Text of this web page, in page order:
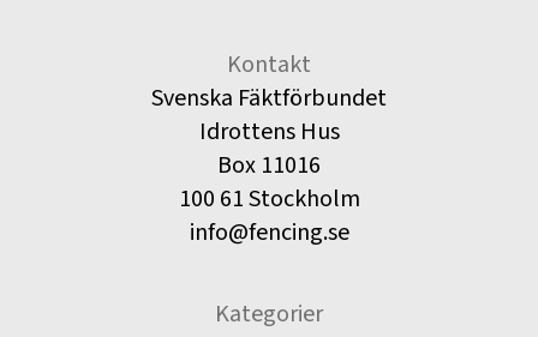
Kontakt
Svenska Fäktförbundet
Idrottens Hus
Box 11016
100 61 Stockholm
info@fencing.se
Kategorier